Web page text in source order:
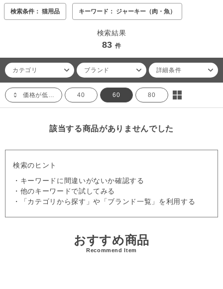
検索条件： 猫用品 キーワード： ジャーキー（肉・魚）
検索結果
83 件
カテゴリ ブランド 詳細条件
価格が低い順 40 60 80
該当する商品がありませんでした
検索のヒント
・キーワードに間違いがないか確認する
・他のキーワードで試してみる
・「カテゴリから探す」や「ブランド一覧」を利用する
おすすめ商品
Recommend Item